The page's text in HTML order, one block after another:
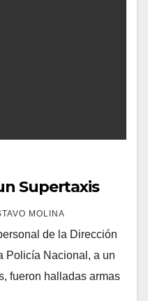
Supertaxis
MOLINA
de la Dirección
Policía Nacional, a un
fueron halladas armas